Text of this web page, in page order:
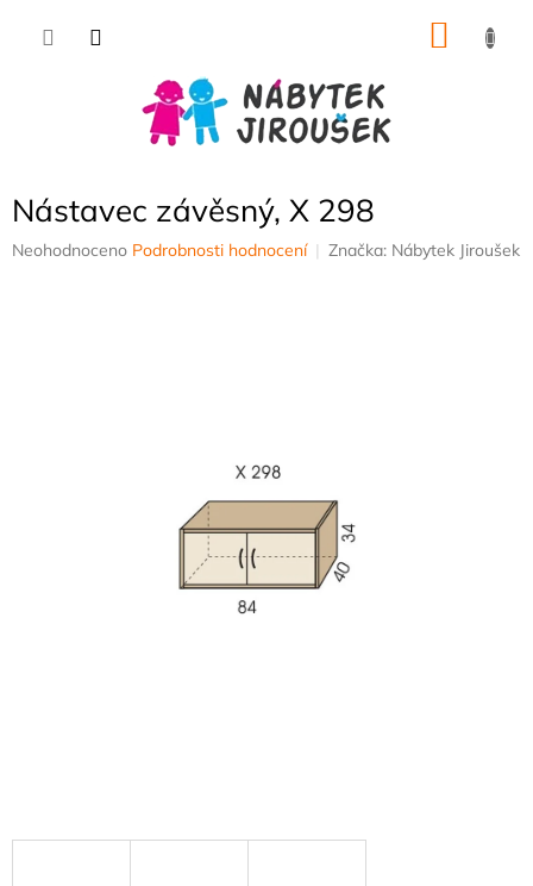
Nástavec závěsný, X 298
Průměrné
Neohodnoceno Podrobnosti hodnocení Značka: Nábytek Jiroušek